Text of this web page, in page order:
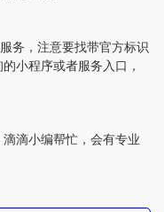
务，注意要找带官方标识
小程序或者服务入口，
滴小编帮忙，会有专业
【申请成功】